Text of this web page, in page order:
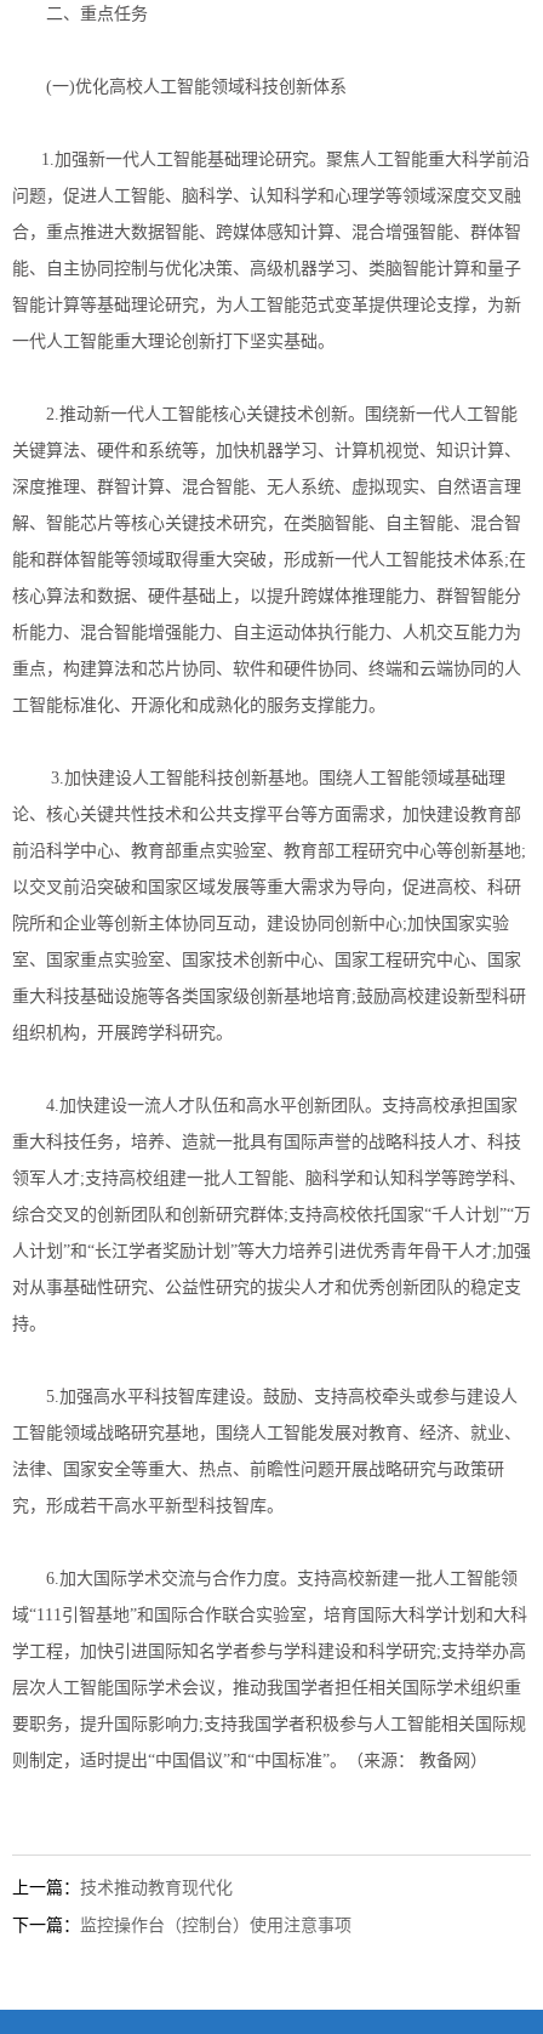
二、重点任务
(一)优化高校人工智能领域科技创新体系
1.加强新一代人工智能基础理论研究。聚焦人工智能重大科学前沿
问题，促进人工智能、脑科学、认知科学和心理学等领域深度交叉融
合，重点推进大数据智能、跨媒体感知计算、混合增强智能、群体智
能、自主协同控制与优化决策、高级机器学习、类脑智能计算和量子
智能计算等基础理论研究，为人工智能范式变革提供理论支撑，为新
一代人工智能重大理论创新打下坚实基础。
2.推动新一代人工智能核心关键技术创新。围绕新一代人工智能
关键算法、硬件和系统等，加快机器学习、计算机视觉、知识计算、
深度推理、群智计算、混合智能、无人系统、虚拟现实、自然语言理
解、智能芯片等核心关键技术研究，在类脑智能、自主智能、混合智
能和群体智能等领域取得重大突破，形成新一代人工智能技术体系;在
核心算法和数据、硬件基础上，以提升跨媒体推理能力、群智智能分
析能力、混合智能增强能力、自主运动体执行能力、人机交互能力为
重点，构建算法和芯片协同、软件和硬件协同、终端和云端协同的人
工智能标准化、开源化和成熟化的服务支撑能力。
3.加快建设人工智能科技创新基地。围绕人工智能领域基础理
论、核心关键共性技术和公共支撑平台等方面需求，加快建设教育部
前沿科学中心、教育部重点实验室、教育部工程研究中心等创新基地;
以交叉前沿突破和国家区域发展等重大需求为导向，促进高校、科研
院所和企业等创新主体协同互动，建设协同创新中心;加快国家实验
室、国家重点实验室、国家技术创新中心、国家工程研究中心、国家
重大科技基础设施等各类国家级创新基地培育;鼓励高校建设新型科研
组织机构，开展跨学科研究。
4.加快建设一流人才队伍和高水平创新团队。支持高校承担国家
重大科技任务，培养、造就一批具有国际声誉的战略科技人才、科技
领军人才;支持高校组建一批人工智能、脑科学和认知科学等跨学科、
综合交叉的创新团队和创新研究群体;支持高校依托国家“千人计划”“万
人计划”和“长江学者奖励计划”等大力培养引进优秀青年骨干人才;加强
对从事基础性研究、公益性研究的拔尖人才和优秀创新团队的稳定支
持。
5.加强高水平科技智库建设。鼓励、支持高校牵头或参与建设人
工智能领域战略研究基地，围绕人工智能发展对教育、经济、就业、
法律、国家安全等重大、热点、前瞻性问题开展战略研究与政策研
究，形成若干高水平新型科技智库。
6.加大国际学术交流与合作力度。支持高校新建一批人工智能领
域“111引智基地”和国际合作联合实验室，培育国际大科学计划和大科
学工程，加快引进国际知名学者参与学科建设和科学研究;支持举办高
层次人工智能国际学术会议，推动我国学者担任相关国际学术组织重
要职务，提升国际影响力;支持我国学者积极参与人工智能相关国际规
则制定，适时提出“中国倡议”和“中国标准”。（来源： 教备网）
上一篇： 技术推动教育现代化
下一篇： 监控操作台（控制台）使用注意事项